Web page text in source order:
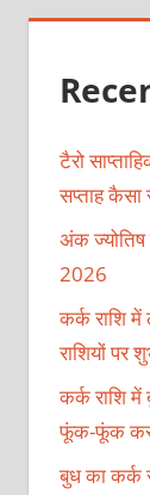
टैरो
सप्ताह कैसा
अंक
2026
कर्क राशि
राशियों पर
कर्क राशि
फूंक-फूंक
बुध का कर्क